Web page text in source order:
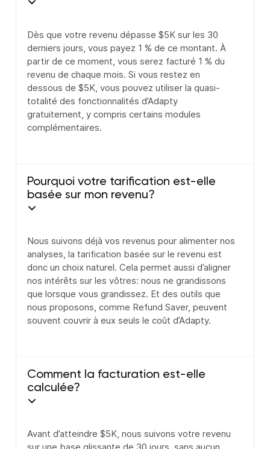
Dès que votre revenu dépasse $5K sur les 30
derniers jours, vous payez 1 % de ce montant. À
partir de ce moment, vous serez facturé 1 % du
revenu de chaque mois. Si vous restez en
dessous de $5K, vous pouvez utiliser la quasi-
totalité des fonctionnalités d’Adapty
gratuitement, y compris certains modules
complémentaires.
Pourquoi votre tarification est-elle
basée sur mon revenu?
Nous suivons déjà vos revenus pour alimenter nos
analyses, la tarification basée sur le revenu est
donc un choix naturel. Cela permet aussi d’aligner
nos intérêts sur les vôtres: nous ne grandissons
que lorsque vous grandissez. Et des outils que
nous proposons, comme Refund Saver, peuvent
souvent couvrir à eux seuls le coût d’Adapty.
Comment la facturation est-elle
calculée?
Avant d’atteindre $5K, nous suivons votre revenu
sur une base glissante de 30 jours, sans aucun